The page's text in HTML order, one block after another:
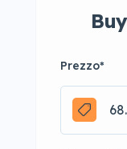
Prezzo*